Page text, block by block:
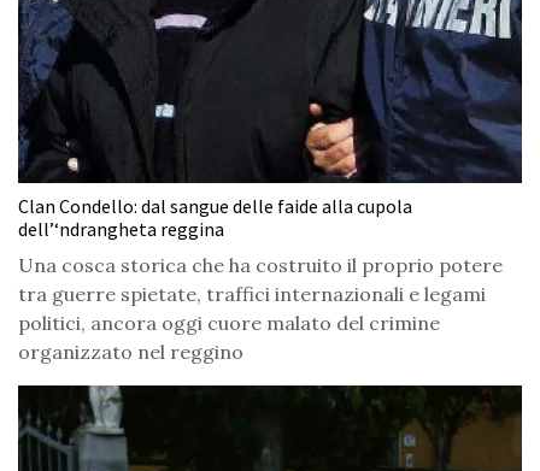
Clan Condello: dal sangue delle faide alla cupola
dell’‘ndrangheta reggina
Una cosca storica che ha costruito il proprio potere
tra guerre spietate, traffici internazionali e legami
politici, ancora oggi cuore malato del crimine
organizzato nel reggino